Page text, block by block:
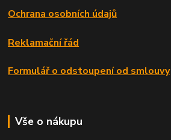
Ochrana osobních údajů
Reklamační řád
Formulář o odstoupení od smlouvy
Vše o nákupu